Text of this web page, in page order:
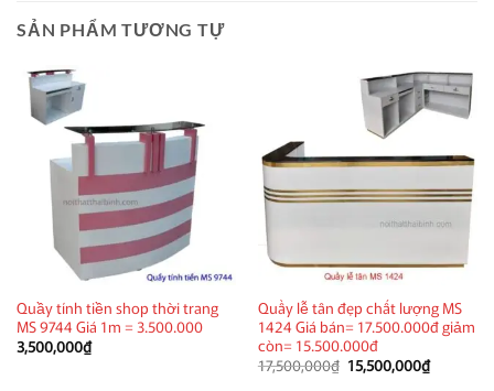
SẢN PHẨM TƯƠNG TỰ
Quầy tính tiền shop thời trang
MS 9744 Giá 1m = 3.500.000
3,500,000₫
Quầy lễ tân đẹp chất lượng MS
1424 Giá bán= 17.500.000đ giảm
còn= 15.500.000đ
17,500,000₫ Giá
gốc
15,500,000₫Giá
hiện